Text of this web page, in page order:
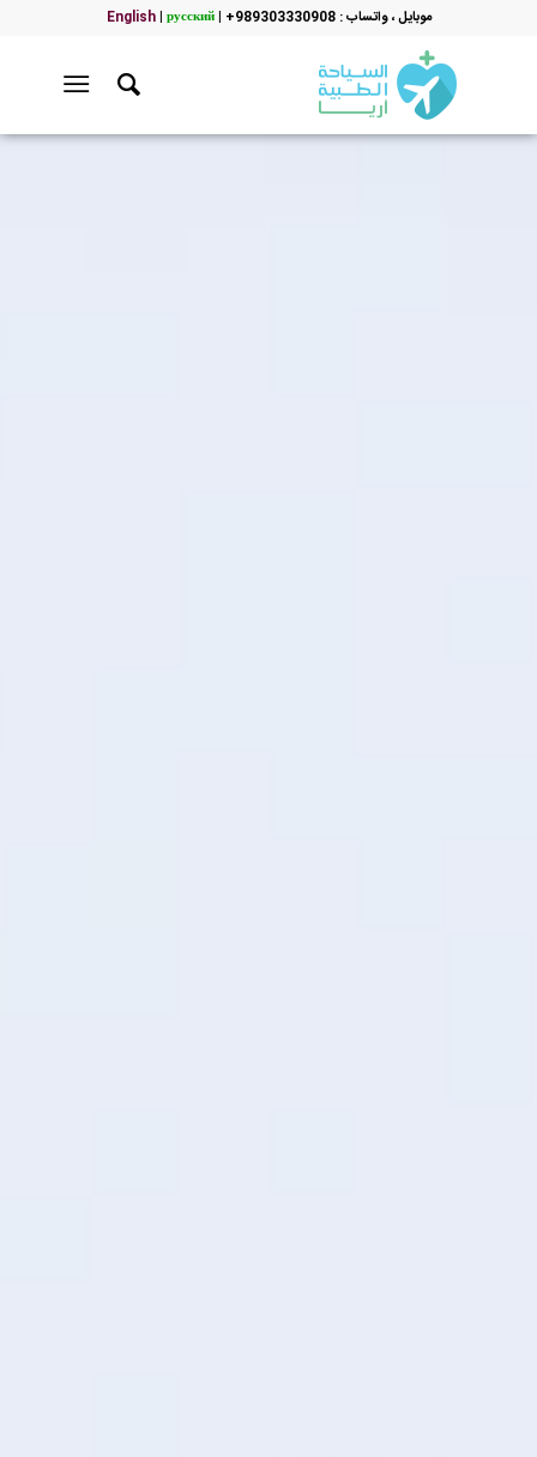
موبایل ، واتساب : 989303330908+ |
English| русский